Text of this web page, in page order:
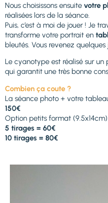
Nous choisissons ensuite votre
réalisées lors de la séance.
Puis, c’est à moi de jouer ! Je
transforme votre portrait en
bleutés. Vous revenez
Le cyanotype est réalisé sur un
qui garantit une très bonne
Combien ça coute ?
La séance photo + votre
150€
Option petits format
5 tirages = 60€
10 tirages = 80€